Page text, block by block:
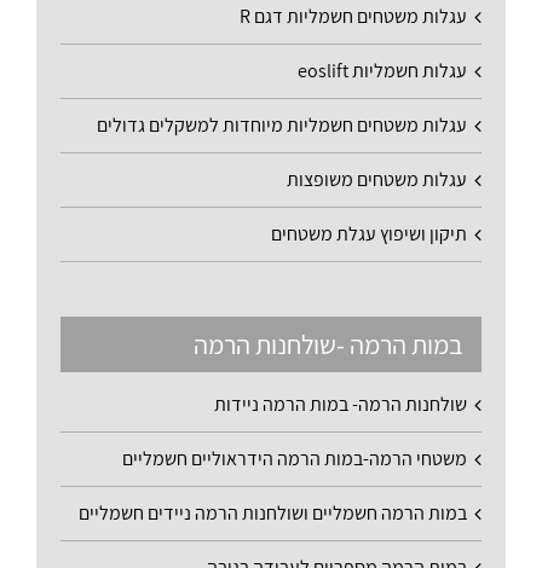
עגלות משטחים חשמליות דגם R
עגלות חשמליות eoslift
עגלות משטחים חשמליות מיוחדות למשקלים גדולים
עגלות משטחים משופצות
תיקון ושיפוץ עגלת משטחים
במות הרמה -שולחנות הרמה
שולחנות הרמה- במות הרמה ניידות
משטחי הרמה-במות הרמה הידראוליים חשמליים
במות הרמה חשמליים ושולחנות הרמה ניידים חשמליים